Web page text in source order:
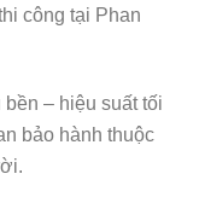
công tại Phan
– hiệu suất tối
bảo hành thuộc